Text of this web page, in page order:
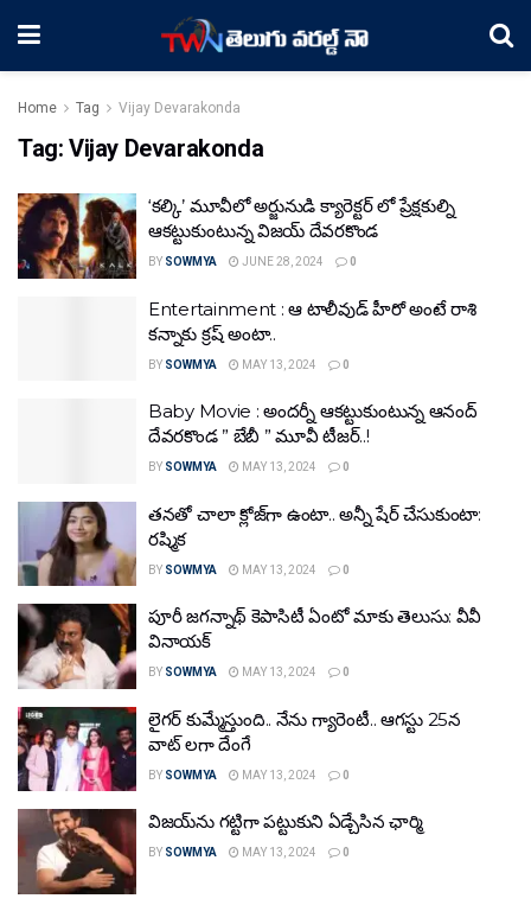
Home Tag Vijay Devarakonda
Tag: Vijay Devarakonda
‘కల్కి’ మూవీలో అర్జునుడి క్యారెక్టర్ లో ప్రేక్షకుల్ని
ఆకట్టుకుంటున్న విజయ్ దేవరకొండ
BY SOWMYA JUNE 28, 2024 0
Entertainment : ఆ టాలీవుడ్ హీరో అంటే రాశి
కన్నాకు క్రష్ అంటా..
BY SOWMYA MAY 13, 2024 0
Baby Movie : అందర్నీ ఆకట్టుకుంటున్న ఆనంద్
దేవరకొండ ” బేబీ ” మూవీ టీజర్..!
BY SOWMYA MAY 13, 2024 0
తనతో చాలా క్లోజ్‌గా ఉంటా.. అన్నీ షేర్ చేసుకుంటా:
రష్మిక
BY SOWMYA MAY 13, 2024 0
పూరీ జగన్నాథ్‌ కెపాసిటీ ఏంటో మాకు తెలుసు: వీవీ
వినాయక్‌
BY SOWMYA MAY 13, 2024 0
లైగర్ కుమ్మేస్తుంది.. నేను గ్యారెంటీ.. ఆగస్టు 25న
వాట్ లగా దేంగే
BY SOWMYA MAY 13, 2024 0
విజయ్‌ను గట్టిగా పట్టుకుని ఏడ్చేసిన ఛార్మి
BY SOWMYA MAY 13, 2024 0